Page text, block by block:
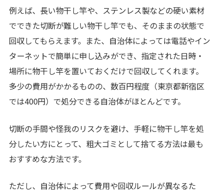
例えば、長い物干し竿や、ステンレス製などの硬い素材
でできた切断が難しい物干し竿でも、そのままの状態で
回収してもらえます。また、自治体によっては電話やイン
ターネットで簡単に申し込みができ、指定された日時・
場所に物干し竿を置いておくだけで回収してくれます。
多少の費用がかかるものの、数百円程度（東京都新宿区
では400円）で処分できる自治体がほとんどです。
切断の手間や怪我のリスクを避け、手軽に物干し竿を処
分したい方にとって、粗大ゴミとして捨てる方法は最も
おすすめな方法です。
ただし、自治体によって費用や回収ルールが異なるた